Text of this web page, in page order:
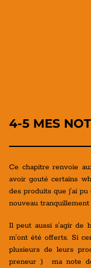
4-5 MES
Ce chapitre renvoie
avoir gouté certains
des produits que j'ai
nouveau
Il peut aussi s'agir de
m'ont été offerts. Si
plusieurs de leurs
preneur ) ma note